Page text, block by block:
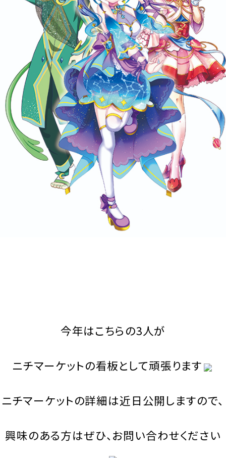
今年はこちらの3人が
ニチマーケットの看板として頑張ります
ニチマーケットの詳細は近日公開しますので、
興味のある方はぜひ、お問い合わせください